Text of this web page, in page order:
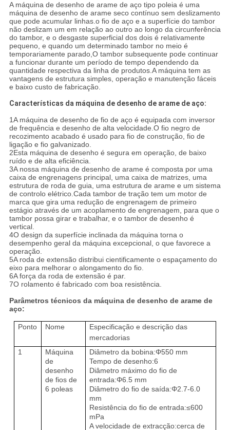
A máquina de desenho de arame de aço tipo poleia é uma
máquina de desenho de arame seco contínuo sem deslizamento
que pode acumular linhas.o fio de aço e a superfície do tambor
não deslizam um em relação ao outro ao longo da circunferência
do tambor, e o desgaste superficial dos dois é relativamente
pequeno, e quando um determinado tambor no meio é
temporariamente parado,O tambor subsequente pode continuar
a funcionar durante um período de tempo dependendo da
quantidade respectiva da linha de produtos.A máquina tem as
vantagens de estrutura simples, operação e manutenção fáceis
e baixo custo de fabricação.
Características da máquina de desenho de arame de aço:
1A máquina de desenho de fio de aço é equipada com inversor
de frequência e desenho de alta velocidade.O fio negro de
recozimento acabado é usado para fio de construção, fio de
ligação e fio galvanizado.
2Esta máquina de desenho é segura em operação, de baixo
ruído e de alta eficiência.
3A nossa máquina de desenho de arame é composta por uma
caixa de engrenagens principal, uma caixa de matrizes, uma
estrutura de roda de guia, uma estrutura de arame e um sistema
de controlo elétrico.Cada tambor de tração tem um motor de
marca que gira uma redução de engrenagem de primeiro
estágio através de um acoplamento de engrenagem, para que o
tambor possa girar e trabalhar, e o tambor de desenho é
vertical.
4O design da superfície inclinada da máquina torna o
desempenho geral da máquina excepcional, o que favorece a
operação.
5A roda de extensão distribui cientificamente o espaçamento do
eixo para melhorar o alongamento do fio.
6A força da roda de extensão é par.
7O rolamento é fabricado com boa resistência.
Parâmetros técnicos da máquina de desenho de arame de
aço:
Ponto Nome
Especificação e descrição das
mercadorias
1
Máquina
de
desenho
de fios de
6 poleas
Diâmetro da bobina:Φ550 mm
Tempo de desenho:6
Diâmetro máximo do fio de
entrada:Φ6.5 mm
Diâmetro do fio de saída:Φ2.7-6.0
mm
Resistência do fio de entrada:≤600
mPa
A velocidade de extracção:cerca de